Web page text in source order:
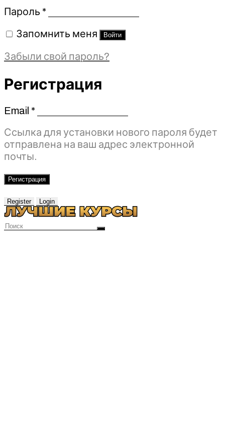
Пароль *Обязательно
Запомнить меня Войти
Забыли свой пароль?
Регистрация
Email *Обязательно
Ссылка для установки нового пароля будет
отправлена ​​на ваш адрес электронной
почты.
Регистрация
Register Login